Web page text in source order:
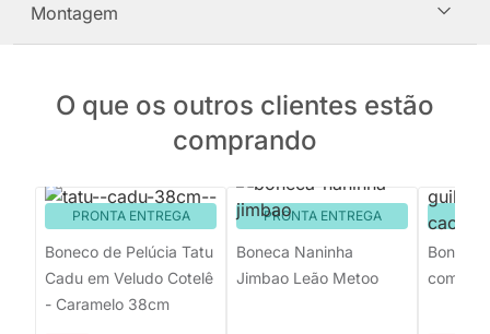
Montagem
O que os outros clientes estão
comprando
PRONTA ENTREGA
Boneco de Pelúcia Tatu
Cadu em Veludo Cotelê
- Caramelo 38cm
PRONTA ENTREGA
Boneca Naninha
Jimbao Leão Metoo
Boneco
com